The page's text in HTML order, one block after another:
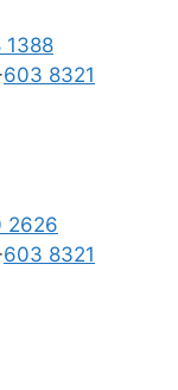
1388
603 8321
2626
603 8321